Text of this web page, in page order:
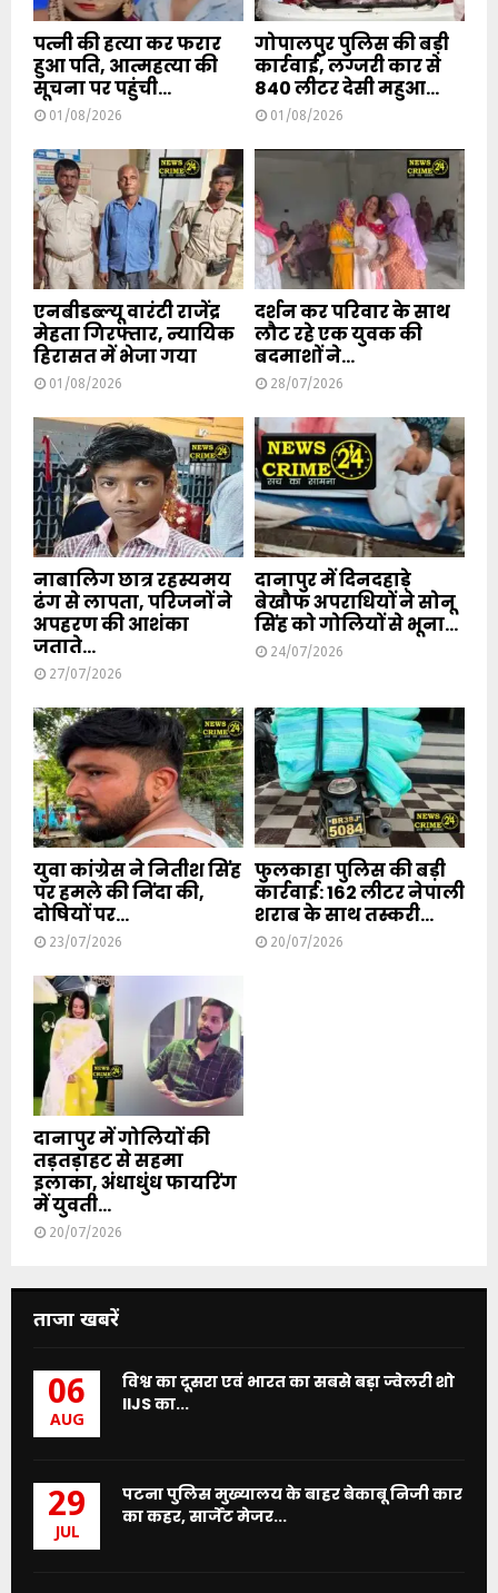
पत्नी की हत्या कर फरार
हुआ पति, आत्महत्या की
सूचना पर पहुंची...
01/08/2026
गोपालपुर पुलिस की बड़ी
कार्रवाई, लग्जरी कार से
840 लीटर देसी महुआ...
01/08/2026
एनबीडब्ल्यू वारंटी राजेंद्र
मेहता गिरफ्तार, न्यायिक
हिरासत में भेजा गया
01/08/2026
दर्शन कर परिवार के साथ
लौट रहे एक युवक की
बदमाशों ने...
28/07/2026
नाबालिग छात्र रहस्यमय
ढंग से लापता, परिजनों ने
अपहरण की आशंका
जताते...
27/07/2026
दानापुर में दिनदहाड़े
बेखौफ अपराधियों ने सोनू
सिंह को गोलियों से भूना...
24/07/2026
युवा कांग्रेस ने नितीश सिंह
पर हमले की निंदा की,
दोषियों पर...
23/07/2026
फुलकाहा पुलिस की बड़ी
कार्रवाई: 162 लीटर नेपाली
शराब के साथ तस्करी...
20/07/2026
दानापुर में गोलियों की
तड़तड़ाहट से सहमा
इलाका, अंधाधुंध फायरिंग
में युवती...
20/07/2026
ताजा खबरें
06
AUG
विश्व का दूसरा एवं भारत का सबसे बड़ा ज्वेलरी शो
IIJS का...
29
JUL
पटना पुलिस मुख्यालय के बाहर बेकाबू निजी कार
का कहर, सार्जेंट मेजर...